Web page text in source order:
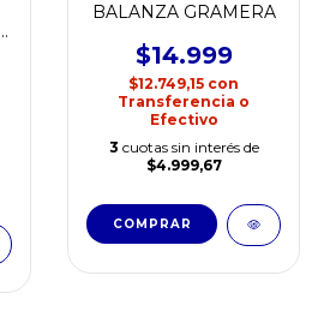
BALANZA GRAMERA
$14.999
$12.749,15 con
Transferencia o
Efectivo
3 cuotas sin interés de
$4.999,67